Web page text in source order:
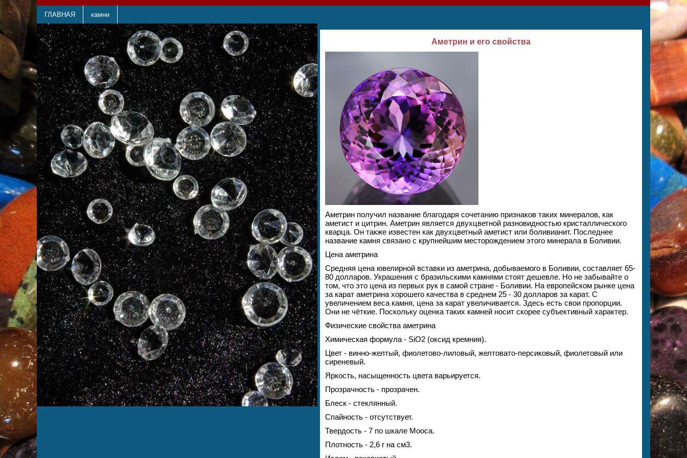
ГЛАВНАЯ камни
Аметрин и его свойства
Аметрин получил название благодаря сочетанию признаков таких минералов, как
аметист и цитрин. Аметрин является двухцветной разновидностью кристаллического
кварца. Он также известен как двухцветный аметист или боливианит. Последнее
название камня связано с крупнейшим месторождением этого минерала в Боливии.
Цена аметрина
Средняя цена ювелирной вставки из аметрина, добываемого в Боливии, составляет 65-
80 долларов. Украшения с бразильскими камнями стоят дешевле. Но не забывайте о
том, что это цена из первых рук в самой стране - Боливии. На европейском рынке цена
за карат аметрина хорошего качества в среднем 25 - 30 долларов за карат. С
увеличением веса камня, цена за карат увеличивается. Здесь есть свои пропорции.
Они не чёткие. Поскольку оценка таких камней носит скорее субъективный характер.
Физические свойства аметрина
Химическая формула - SiO2 (оксид кремния).
Цвет - винно-желтый, фиолетово-лиловый, желтовато-персиковый, фиолетовый или
сиреневый.
Яркость, насыщенность цвета варьируется.
Прозрачность - прозрачен.
Блеск - стеклянный.
Спайность - отсутствует.
Твердость - 7 по шкале Мооса.
Плотность - 2,6 г на см3.